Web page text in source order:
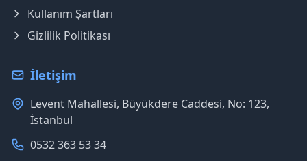
Kullanım Şartları
Gizlilik Politikası
İletişim
Levent Mahallesi, Büyükdere Caddesi, No: 123,
İstanbul
0532 363 53 34